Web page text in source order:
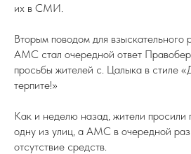
их в СМИ.
Вторым поводом для взыскательного
АМС стал очередной ответ
просьбы жителей с. Цалыка в стиле
терпите!»
Как и неделю назад, жители просили
одну из улиц, а АМС в очередной
отсутствие средств.